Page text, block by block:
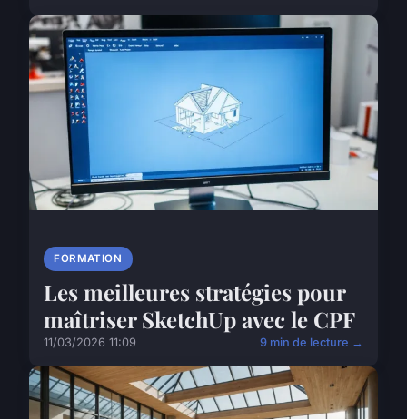
FORMATION
Les meilleures stratégies pour
maîtriser SketchUp avec le CPF
11/03/2026 11:09 9 min de lecture →